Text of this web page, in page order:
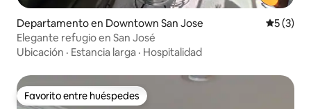
Departamento en Downtown San Jose
5 (3)
Elegante refugio en San José
Ubicación · Estancia larga · Hospitalidad
Favorito entre huéspedes
Favorito entre huéspedes